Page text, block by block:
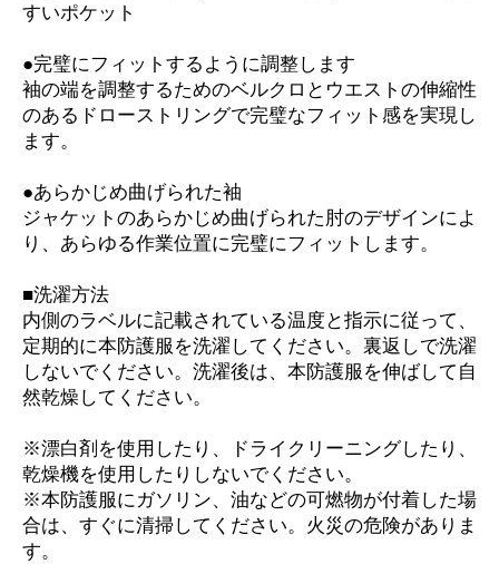
すいポケット
●完璧にフィットするように調整します
袖の端を調整するためのベルクロとウエストの伸縮性
のあるドローストリングで完璧なフィット感を実現し
ます。
●あらかじめ曲げられた袖
ジャケットのあらかじめ曲げられた肘のデザインによ
り、あらゆる作業位置に完璧にフィットします。
■洗濯方法
内側のラベルに記載されている温度と指示に従って、
定期的に本防護服を洗濯してください。裏返しで洗濯
しないでください。洗濯後は、本防護服を伸ばして自
然乾燥してください。
※漂白剤を使用したり、ドライクリーニングしたり、
乾燥機を使用したりしないでください。
※本防護服にガソリン、油などの可燃物が付着した場
合は、すぐに清掃してください。火災の危険がありま
す。